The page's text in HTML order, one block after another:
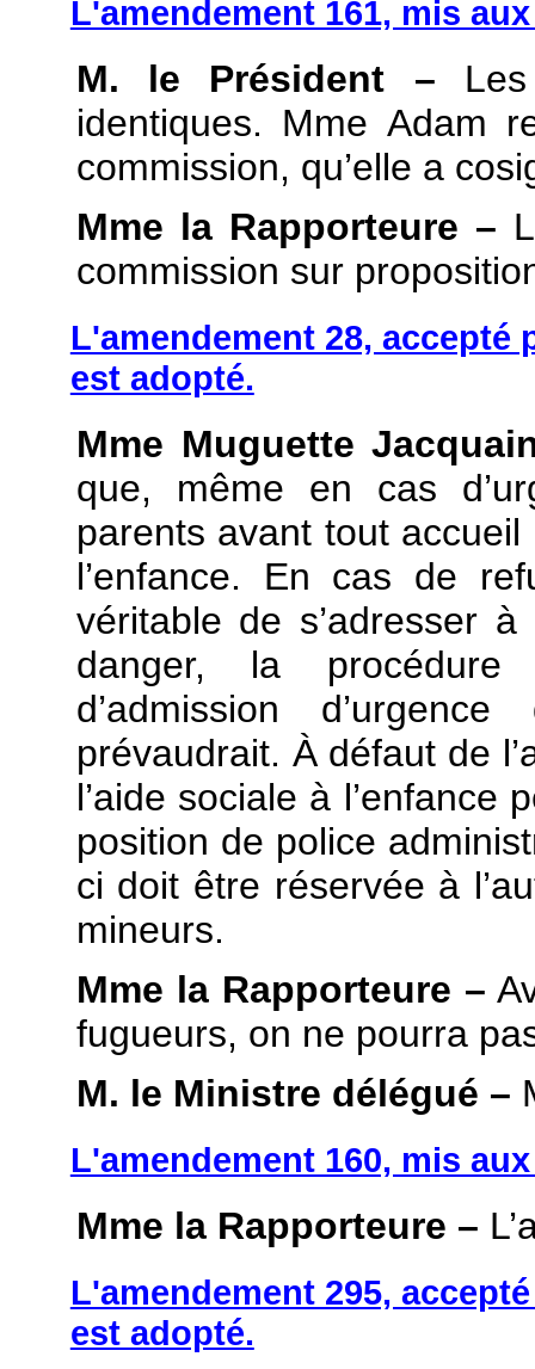
L'amendement 161, mis
M. le Président –
identiques. Mme Adam
commission, qu’elle a
Mme la Rapporteure –
commission sur
L'amendement 28, accepté
est adopté.
Mme Muguette
que, même en cas
parents avant tout
l’enfance. En cas de
véritable de s’adresser
danger, la
d’admission
prévaudrait. À défaut de
l’aide sociale à l’enfance
position de police
ci doit être réservée à
mineurs.
Mme la Rapporteure –
fugueurs, on ne pourra
M. le Ministre délégué –
L'amendement 160, mis
Mme la Rapporteure –
L'amendement 295,
est adopté.